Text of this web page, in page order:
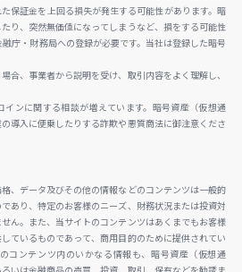
保証金を上回る損失が発生する可能性があります。暗
り、突然無価値になってしまうなど、損をする可能性
庁・財務局への登録が必要です。当社は登録した暗号
合、事業者から説明を受け、取引内容をよく理解し、
ンに関する相談が増えています。暗号資産（仮想通
導入に便乗したりする詐欺や悪質商法に御注意くださ
、データ及びその他の情報などのコンテンツは一般的
あり、特定のお客様のニーズ、財務状況または投資対
ん。また、当サイトのコンテンツはあくまでもお客様
ているものであって、商用目的のために提供されてい
コンテンツ内のいかなる情報も、暗号資産（仮想通